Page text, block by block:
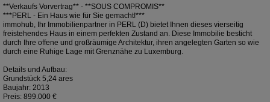
**Verkaufs Vorvertrag** - **SOUS COMPROMIS**
***PERL - Ein Haus wie für Sie gemacht!***
immohub, Ihr Immobilienpartner in PERL (D) bietet Ihnen dieses vierseitig
freistehendes Haus in einem perfekten Zustand an. Diese Immobilie besticht
durch Ihre offene und großräumige Architektur, ihren angelegten Garten so wie
durch eine Ruhige Lage mit Grenznähe zu Luxemburg.
Details und Aufbau:
Grundstück 5,24 ares
Baujahr: 2013
Preis: 899.000 €